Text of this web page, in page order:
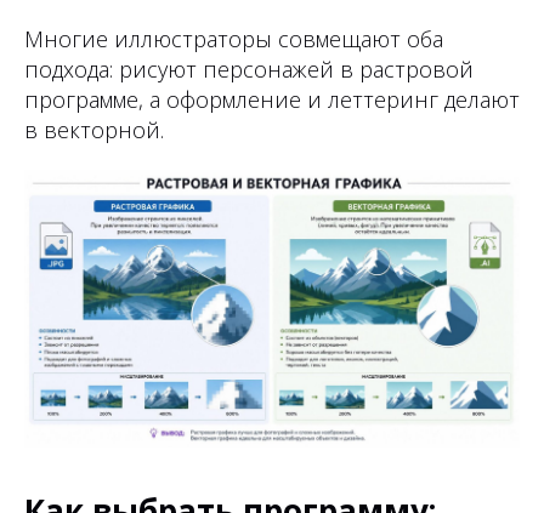
Многие иллюстраторы совмещают оба
подхода: рисуют персонажей в растровой
программе, а оформление и леттеринг делают
в векторной.